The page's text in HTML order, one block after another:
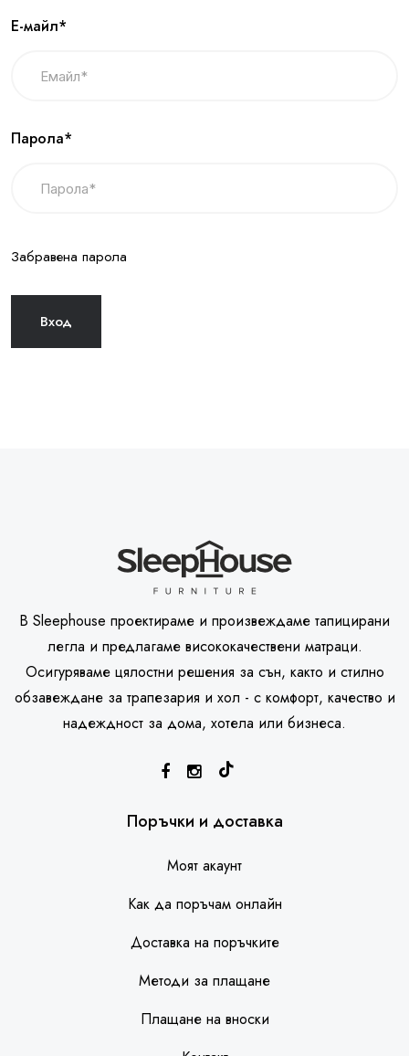
Е-майл*
Парола*
Забравена парола
В Sleephouse проектираме и произвеждаме тапицирани
легла и предлагаме висококачествени матраци.
Осигуряваме цялостни решения за сън, както и стилно
обзавеждане за трапезария и хол - с комфорт, качество и
надеждност за дома, хотела или бизнеса.
Поръчки и доставка
Моят акаунт
Как да поръчам онлайн
Доставка на поръчките
Методи за плащане
Плащане на вноски
SleepHouse асистент